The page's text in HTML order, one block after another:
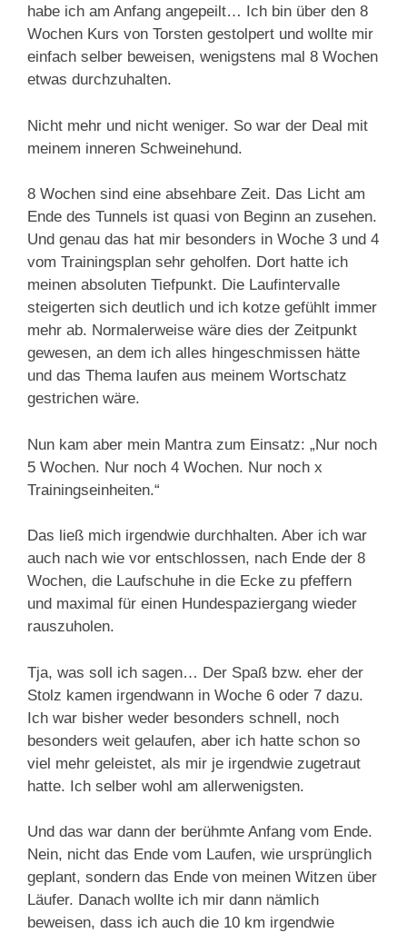
habe ich am Anfang angepeilt… Ich bin über den 8
Wochen Kurs von Torsten gestolpert und wollte mir
einfach selber beweisen, wenigstens mal 8 Wochen
etwas durchzuhalten.
Nicht mehr und nicht weniger. So war der Deal mit
meinem inneren Schweinehund.
8 Wochen sind eine absehbare Zeit. Das Licht am
Ende des Tunnels ist quasi von Beginn an zusehen.
Und genau das hat mir besonders in Woche 3 und 4
vom Trainingsplan sehr geholfen. Dort hatte ich
meinen absoluten Tiefpunkt. Die Laufintervalle
steigerten sich deutlich und ich kotze gefühlt immer
mehr ab. Normalerweise wäre dies der Zeitpunkt
gewesen, an dem ich alles hingeschmissen hätte
und das Thema laufen aus meinem Wortschatz
gestrichen wäre.
Nun kam aber mein Mantra zum Einsatz: „Nur noch
5 Wochen. Nur noch 4 Wochen. Nur noch x
Trainingseinheiten.“
Das ließ mich irgendwie durchhalten. Aber ich war
auch nach wie vor entschlossen, nach Ende der 8
Wochen, die Laufschuhe in die Ecke zu pfeffern
und maximal für einen Hundespaziergang wieder
rauszuholen.
Tja, was soll ich sagen… Der Spaß bzw. eher der
Stolz kamen irgendwann in Woche 6 oder 7 dazu.
Ich war bisher weder besonders schnell, noch
besonders weit gelaufen, aber ich hatte schon so
viel mehr geleistet, als mir je irgendwie zugetraut
hatte. Ich selber wohl am allerwenigsten.
Und das war dann der berühmte Anfang vom Ende.
Nein, nicht das Ende vom Laufen, wie ursprünglich
geplant, sondern das Ende von meinen Witzen über
Läufer. Danach wollte ich mir dann nämlich
beweisen, dass ich auch die 10 km irgendwie